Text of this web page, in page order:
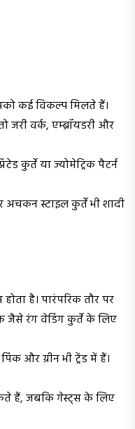
कई विकल्प मिलते हैं।
वर्क, एम्ब्रॉयडरी और
कुर्ते या ज्योमेट्रिक पैटर्न
अचकन स्टाइल कुर्ते भी शादी
है। पारंपरिक तौर पर
जैसे रंग वेडिंग कुर्ते के लिए
और ग्रीन भी ट्रेंड में हैं।
हैं, जबकि गेस्ट्स के लिए